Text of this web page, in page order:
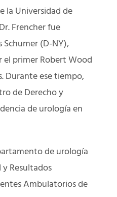
la Universidad de
Frencher fue
(D-NY),
el primer Robert Wood
Durante ese tiempo,
de Derecho y
de urología en
de urología
Resultados
Ambulatorios de